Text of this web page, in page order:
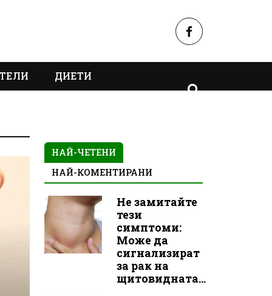
ДИЕТИ
НАЙ-ЧЕТЕНИ
НАЙ-КОМЕНТИРАНИ
Не замитайте
тези
симптоми:
Може да
сигнализират
за рак на
щитовидната...